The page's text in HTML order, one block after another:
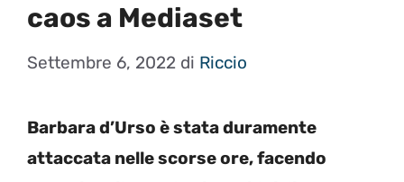
caos a Mediaset
Settembre 6, 2022 di Riccio
Barbara d’Urso è stata duramente
attaccata nelle scorse ore, facendo